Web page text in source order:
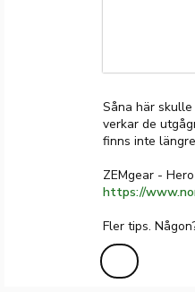
Såna här
verkar de
finns inte
ZEMgear - Hero
Fler tips.